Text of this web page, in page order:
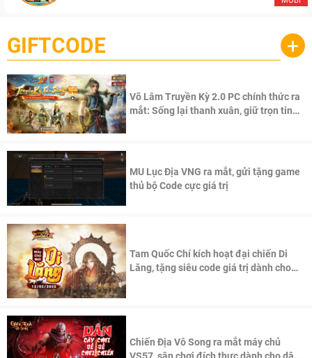
GIFTCODE +
Võ Lâm Truyền Kỳ 2.0 PC chính thức ra
mắt: Sống lại thanh xuân, giữ trọn tinh
MU Lục Địa VNG ra mắt, gửi tặng game
thủ bộ Code cực giá trị
Tam Quốc Chí kích hoạt đại chiến Di
Lăng, tặng siêu code giá trị dành cho
Chiến Địa Vô Song ra mắt máy chủ